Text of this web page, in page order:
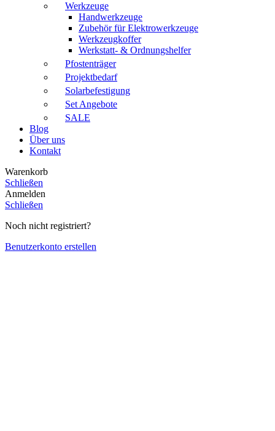
Werkzeuge
Handwerkzeuge
Zubehör für Elektrowerkzeuge
Werkzeugkoffer
Werkstatt- & Ordnungshelfer
Pfostenträger
Projektbedarf
Solarbefestigung
Set Angebote
SALE
Blog
Über uns
Kontakt
Warenkorb
Schließen
Anmelden
Schließen
Noch nicht registriert?
Benutzerkonto erstellen